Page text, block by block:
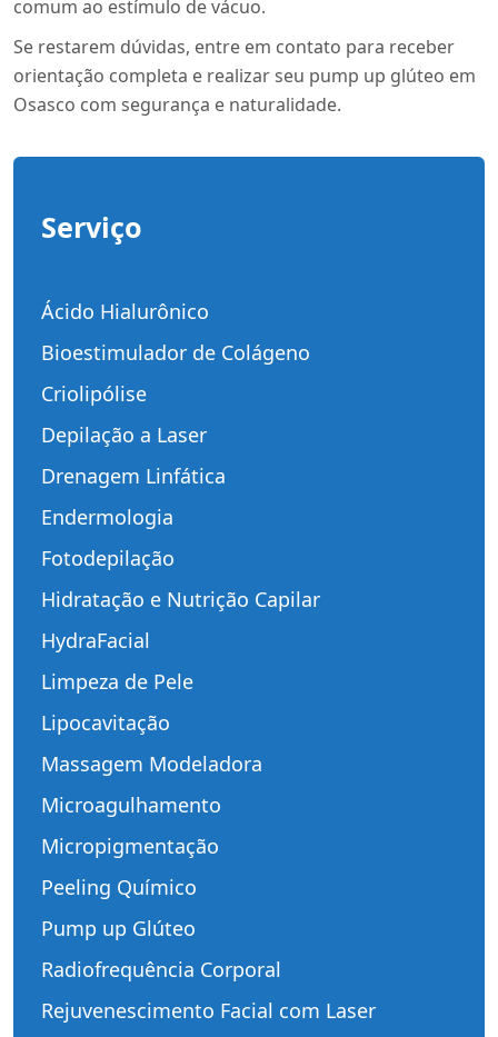
Serviço
Ácido Hialurônico
Bioestimulador de Colágeno
Criolipólise
Depilação a Laser
Drenagem Linfática
Endermologia
Fotodepilação
Hidratação e Nutrição Capilar
HydraFacial
Limpeza de Pele
Lipocavitação
Massagem Modeladora
Microagulhamento
Micropigmentação
Peeling Químico
Pump up Glúteo
Radiofrequência Corporal
Rejuvenescimento Facial com Laser
comum ao estímulo de vácuo.
Se restarem dúvidas, entre em contato para receber
orientação completa e realizar seu pump up glúteo em
Osasco com segurança e naturalidade.